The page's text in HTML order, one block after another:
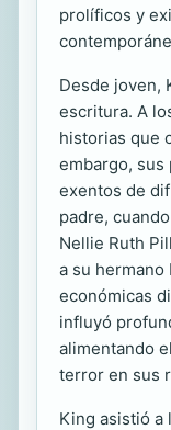
prolíficos y
Desde joven,
escritura. A
historias que
embargo,
exentos de
padre,
Nellie Ruth
a su hermano
económicas
influyó
alimentando
terror en sus
King asistió a